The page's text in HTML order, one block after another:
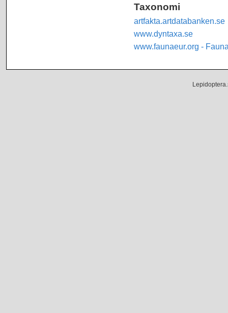
Taxonomi
artfakta.artdatabanken.se
www.dyntaxa.se
www.faunaeur.org -